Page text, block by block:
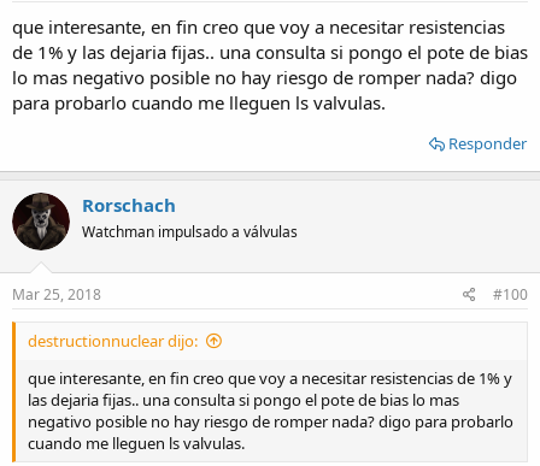
que interesante, en fin creo que voy a necesitar resistencias
de 1% y las dejaria fijas.. una consulta si pongo el pote de bias
lo mas negativo posible no hay riesgo de romper nada? digo
para probarlo cuando me lleguen ls valvulas.
Responder
Rorschach
Watchman impulsado a válvulas
Mar 25, 2018 #100
destructionnuclear dijo:
que interesante, en fin creo que voy a necesitar resistencias de 1% y
las dejaria fijas.. una consulta si pongo el pote de bias lo mas
negativo posible no hay riesgo de romper nada? digo para probarlo
cuando me lleguen ls valvulas.